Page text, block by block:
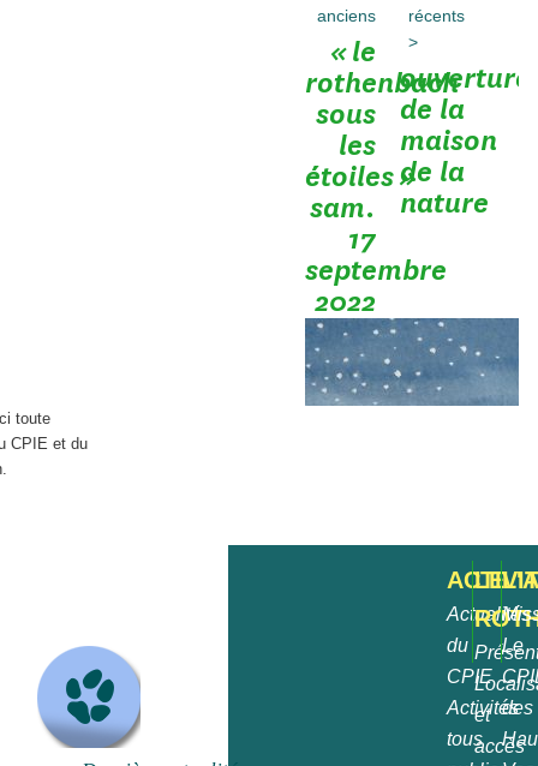
anciens
« le
rothenbach
sous
les
étoiles »
sam.
17
septembre
2022
récents
>
ouverture
de la
maison
de la
nature
toute
CPIE et du
Actualités
du
CPIE
Activités
tous
LE
et
accès
Le
des